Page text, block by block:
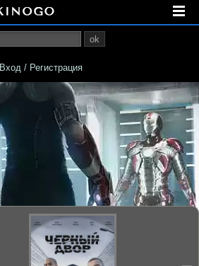
ok
Вход / Регистрация